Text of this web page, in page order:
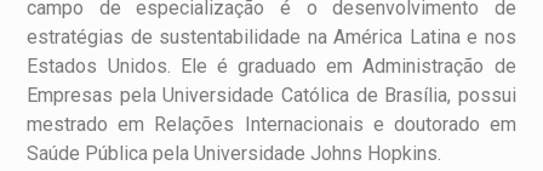
campo de especialização é o desenvolvimento de
estratégias de sustentabilidade na América Latina e nos
Estados Unidos. Ele é graduado em Administração de
Empresas pela Universidade Católica de Brasília, possui
mestrado em Relações Internacionais e doutorado em
Saúde Pública pela Universidade Johns Hopkins.